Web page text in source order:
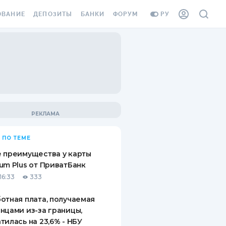
РУ
ВИНЬЕТКА
СОТРУДНИКОВ
ОТ
СЛУЧАЕВ
ДЕПОЗИТЫ
ВОПРОСЫ И ОТВЕТЫ
ПУТЕВОДИТЕЛИ ПО
БАНКИ ФОРУМ
ПО ТЕМЕ
преимущества у карты
Plus от ПриватБанк
333
плата, получаемая
из-за границы,
на 23,6% - НБУ